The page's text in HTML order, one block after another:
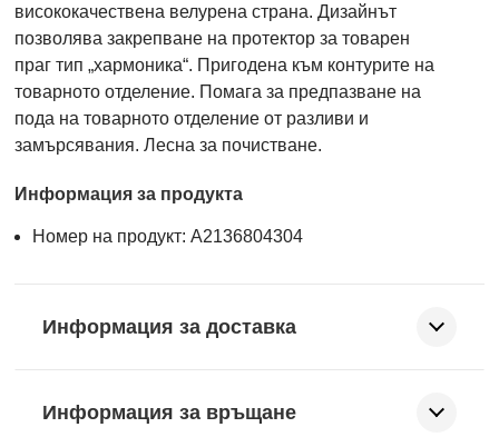
висококачествена велурена страна. Дизайнът
позволява закрепване на протектор за товарен
праг тип „хармоника“. Пригодена към контурите на
товарното отделение. Помага за предпазване на
пода на товарното отделение от разливи и
замърсявания. Лесна за почистване.
Информация за продукта
Номер на продукт: A2136804304
Информация за доставка
Информация за връщане